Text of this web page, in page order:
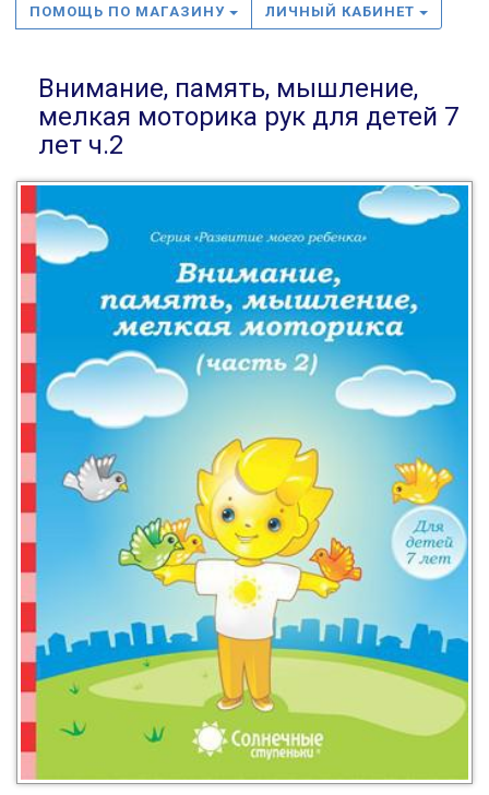
ПОМОЩЬ ПО МАГАЗИНУ ЛИЧНЫЙ КАБИНЕТ
Внимание, память, мышление,
мелкая моторика рук для детей 7
лет ч.2